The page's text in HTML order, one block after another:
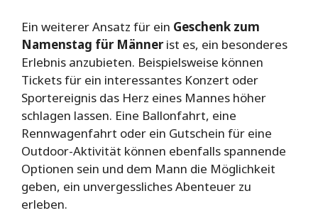
Ein weiterer Ansatz für ein Geschenk zum
Namenstag für Männerist es, ein besonderes
Erlebnis anzubieten. Beispielsweise können
Tickets für ein interessantes Konzert oder
Sportereignis das Herz eines Mannes höher
schlagen lassen. Eine Ballonfahrt, eine
Rennwagenfahrt oder ein Gutschein für eine
Outdoor-Aktivität können ebenfalls spannende
Optionen sein und dem Mann die Möglichkeit
geben, ein unvergessliches Abenteuer zu
erleben.